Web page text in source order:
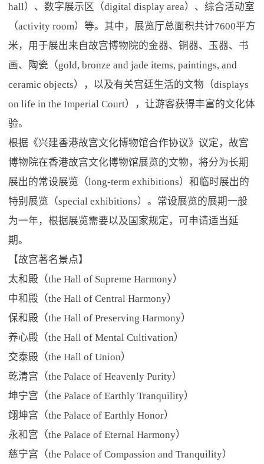
hall）、数字展示区（digital display area）、综合活动室
（activity room）等。其中，展览厅总面积共计7600平方
米，用于展出来自故宫博物院的金器、铜器、玉器、书
画、陶瓷（gold, bronze and jade items, paintings, and
ceramic objects），以及有关宫廷生活的文物（displays
on life in the Imperial Court），让游客获得丰富的文化体
验。
根据《兴建香港故宫文化博物馆合作协议》议定，故宫
博物院在香港故宫文化博物馆展览的文物，将分为长期
展出的常设展览（long-term exhibitions）和临时展出的
特别展览（special exhibitions）。常设展览的展期一般
为一年，根据展览需要以及国家规定，可申请适当延
期。
【故宫著名景点】
太和殿（the Hall of Supreme Harmony）
中和殿（the Hall of Central Harmony）
保和殿（the Hall of Preserving Harmony）
养心殿（the Hall of Mental Cultivation）
交泰殿（the Hall of Union）
乾清宫（the Palace of Heavenly Purity）
坤宁宫（the Palace of Earthly Tranquility）
翊坤宫（the Palace of Earthly Honor）
永和宫（the Palace of Eternal Harmony）
慈宁宫（the Palace of Compassion and Tranquility）